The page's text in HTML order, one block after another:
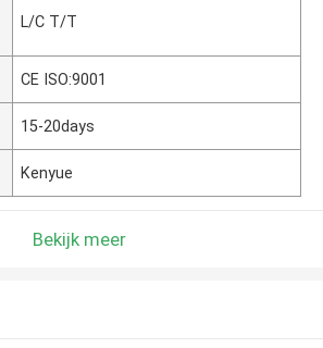
L/C T/T
CE ISO:9001
15-20days
Kenyue
Bekijk meer